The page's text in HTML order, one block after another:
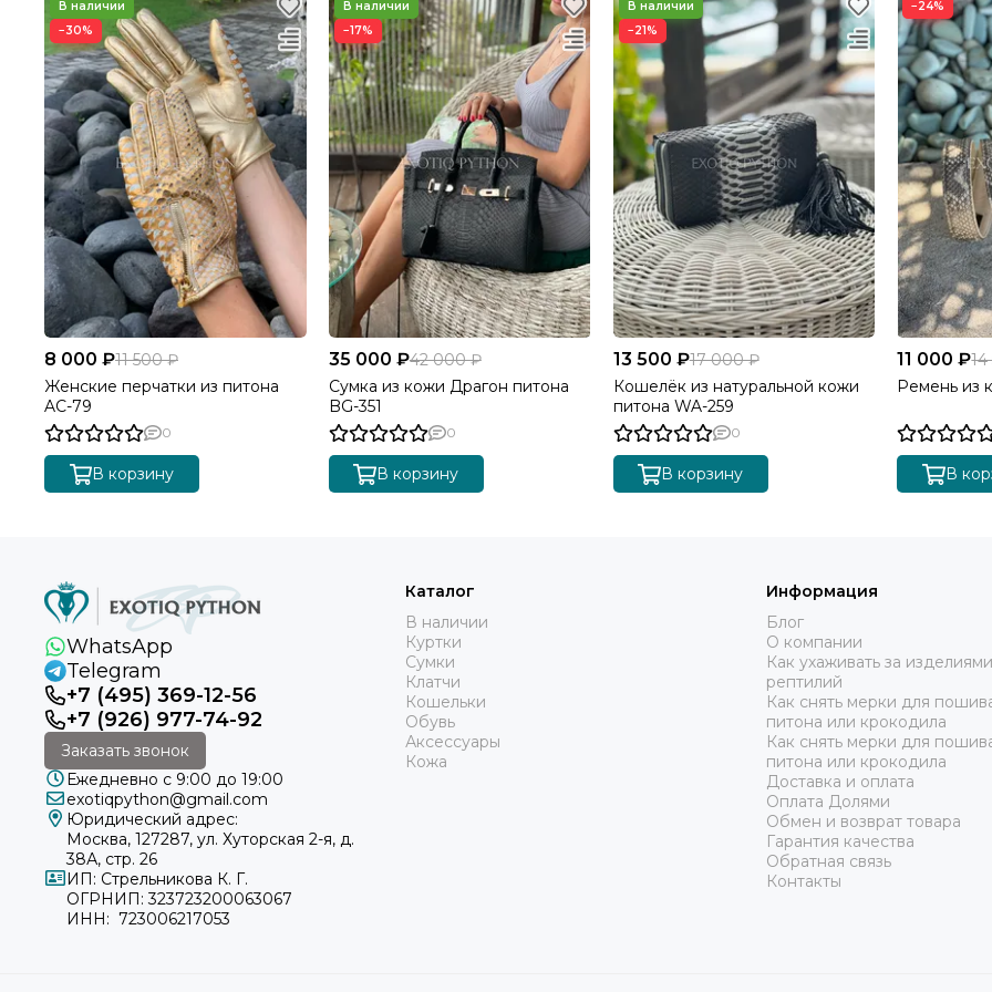
−30%
8 000 ₽11 500 ₽
Женские перчатки из питона
AC-79
0
В корзину
−17%
35 000 ₽42 000 ₽
Сумка из кожи Драгон питона
BG-351
0
В корзину
−21%
13 500 ₽17 000 ₽
Кошелёк из натуральной кожи
питона WA-259
0
В корзину
−24%
11 000 ₽
Ремень из
В
WhatsApp
Telegram
+7 (495) 369-12-56
+7 (926) 977-74-92
Заказать звонок
Ежедневно с 9:00 до 19:00
exotiqpython@gmail.com
Юридический адрес:
Москва, 127287, ул. Хуторская 2-я, д.
38А, стр. 26
ИП: Стрельникова К. Г.
ОГРНИП: 323723200063067
ИНН: 723006217053
Каталог
В наличии
Куртки
Сумки
Клатчи
Кошельки
Обувь
Аксессуары
Кожа
Информация
Блог
О компании
Как ухаживать за
рептилий
Как снять мерки для
питона или крокодила
Как снять мерки для
питона или крокодила
Доставка и оплата
Оплата Долями
Обмен и возврат товара
Гарантия качества
Обратная связь
Контакты